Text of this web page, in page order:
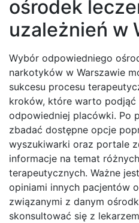
ośrodek
uzależnień w
Wybór odpowiedniego
narkotyków w Warszawie
sukcesu procesu
kroków, które warto podjąć
odpowiedniej placówki. Po
zbadać dostępne opcje
wyszukiwarki oraz portale
informacje na temat
terapeutycznych. Ważne
opiniami innych pacjentów
związanymi z danym
skonsultować się z